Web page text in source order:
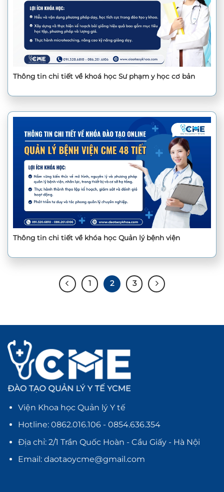
Thông tin chi tiết về khoá học Sư phạm y học cơ bản
Thông tin chi tiết về khóa học Quản lý bệnh viện
1 2 3
Viện Khoa học Quản lý Y tế
Hotline: 0862.016.106 - 0854.636.354
Địa chỉ: 2/1 Trần Quốc Hoàn - Cầu Giấy - Hà Nội
Email: daotaoycme@gmail.com